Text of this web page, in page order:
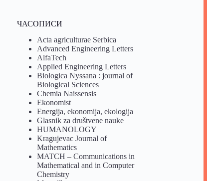
ЧАСОПИСИ
Acta agriculturae Serbica
Advanced Engineering Letters
AlfaTech
Applied Engineering Letters
Biologica Nyssana : journal of
Biological Sciences
Chemia Naissensis
Ekonomist
Energija, ekonomija, ekologija
Glasnik za društvene nauke
HUMANOLOGY
Kragujevac Journal of
Mathematics
MATCH – Communications in
Mathematical and in Computer
Chemistry